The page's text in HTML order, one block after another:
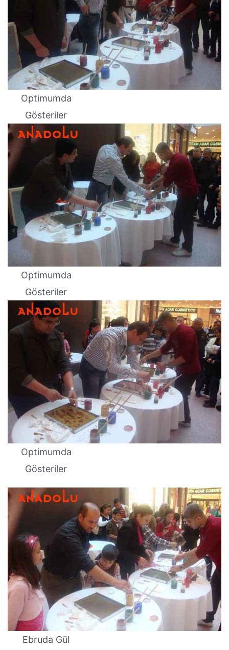
Optimumda
Gösteriler
Optimumda
Gösteriler
Optimumda
Gösteriler
Ebruda Gül